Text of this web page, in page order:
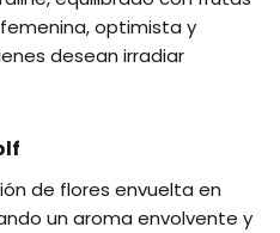
optimista y
desean irradiar
de flores envuelta en
un aroma envolvente y